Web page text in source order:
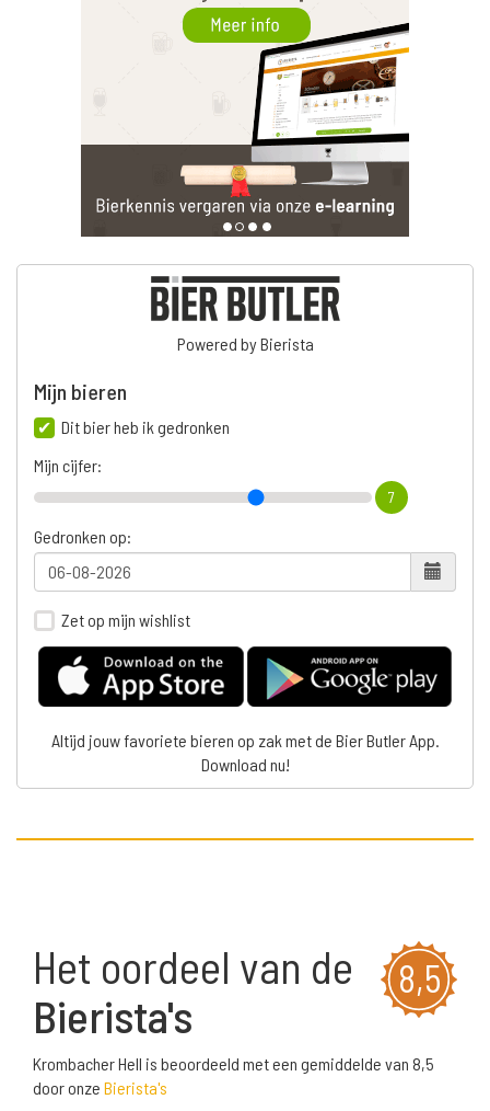
Powered by Bierista
Mijn bieren
Dit bier heb ik gedronken
Mijn cijfer:
7
Gedronken op:
Zet op mijn wishlist
Altijd jouw favoriete bieren op zak met de Bier Butler App.
Download nu!
8,5
Het oordeel van de
Bierista's
Krombacher Hell is beoordeeld met een gemiddelde van 8,5
door onze Bierista's